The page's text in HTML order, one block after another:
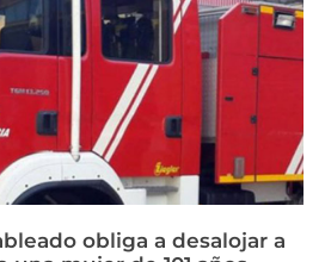
obliga a desalojar a